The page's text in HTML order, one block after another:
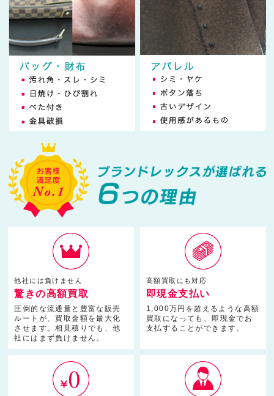
他社には負けません
驚きの高額買取
圧倒的な流通量と豊富な販売
ルートが、買取金額を最大化
させます。相見積りでも、他
社にはまず負けません。
高額買取にも対応
即現金支払い
1,000万円を超えるような高額
買取になっても、即現金でお
支払することができます。